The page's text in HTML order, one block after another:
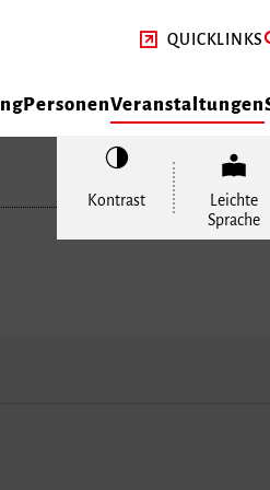
QUICKLINKS
PersonenVeranstaltungen
Kontrast
Leichte
Sprache